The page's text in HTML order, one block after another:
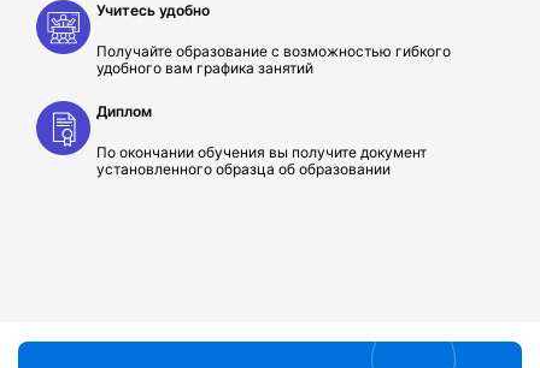
Учитесь удобно
Получайте образование с возможностью гибкого
удобного вам графика занятий
Диплом
По окончании обучения вы получите документ
установленного образца об образовании